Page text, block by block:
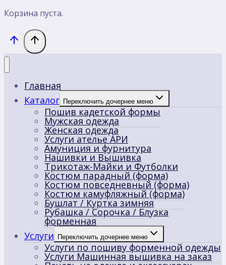
Корзина пуста.
Главная
Каталог Переключить дочернее меню
Пошив кадетской формы
Мужская одежда
Женская одежда
Услуги ателье АРИ
Амуниция и фурнитура
Нашивки и Вышивка
Трикотаж-Майки и Футболки
Костюм парадный (форма)
Костюм повседневный (форма)
Костюм камуфляжный (форма)
Бушлат / Куртка зимняя
Рубашка / Сорочка / Блузка
форменная
Услуги Переключить дочернее меню
Услуги по пошиву форменной одежды
Услуги Машинная вышивка на заказ